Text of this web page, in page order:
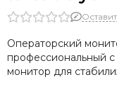
Операторский
профессиональный с
монитор для